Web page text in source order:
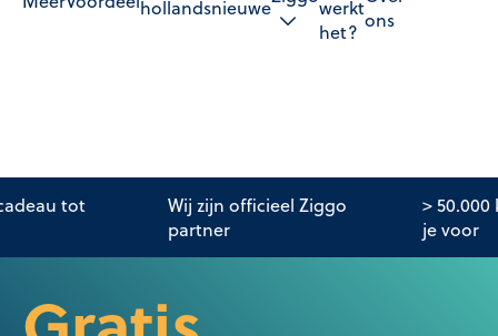
hollandsnieuwe
werkt
het? ons
tot
Wij zijn officieel Ziggo
partner
>
je voor